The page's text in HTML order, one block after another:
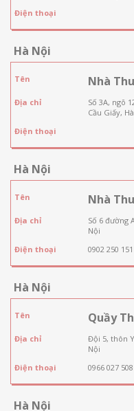
Điện thoại
Hà Nội
Tên Nhà
Địa chỉ
Số 3A, ngõ
Cầu Giấy,
Điện thoại
Hà Nội
Tên Nhà
Địa chỉ
Số 6 đường
Nội
Điện thoại
0902 250 151
Hà Nội
Tên Quầy
Địa chỉ
Đội 5, thôn
Nội
Điện thoại
0966 027 508
Hà Nội